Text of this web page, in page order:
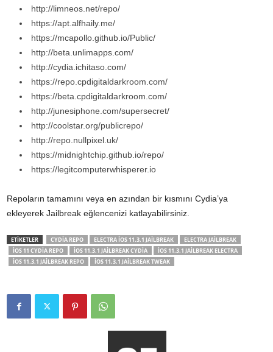
http://limneos.net/repo/
https://apt.alfhaily.me/
https://mcapollo.github.io/Public/
http://beta.unlimapps.com/
http://cydia.ichitaso.com/
https://repo.cpdigitaldarkroom.com/
https://beta.cpdigitaldarkroom.com/
http://junesiphone.com/supersecret/
http://coolstar.org/publicrepo/
http://repo.nullpixel.uk/
https://midnightchip.github.io/repo/
https://legitcomputerwhisperer.io
Repoların tamamını veya en azından bir kısmını Cydia’ya
ekleyerek Jailbreak eğlencenizi katlayabilirsiniz.
ETİKETLER CYDIA REPO ELECTRA IOS 11.3.1 JAILBREAK
ELECTRA JAILBREAK
IOS 11 CYDIA REPO
IOS 11.3.1 JAILBREAK CYDIA
IOS 11.3.1 JAILBREAK ELECTRA
IOS 11.3.1 JAILBREAK REPO
IOS 11.3.1 JAILBREAK TWEAK